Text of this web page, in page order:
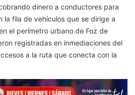
dinero a conductores para
la fila de vehículos que se dirige a
el perímetro urbano de Foz de
registradas en inmediaciones del
a la ruta que conecta con la